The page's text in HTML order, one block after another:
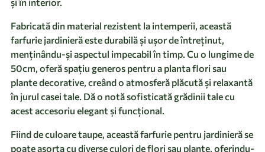
Fabricată din material rezistent la intemperii, această
farfurie jardinieră este durabilă și ușor de întreținut,
menținându-și aspectul impecabil în timp. Cu o lungime de
50cm, oferă spațiu generos pentru a planta flori sau
plante decorative, creând o atmosferă plăcută și relaxantă
în jurul casei tale. Dă o notă sofisticată grădinii tale cu
acest accesoriu elegant și funcțional.
Fiind de culoare taupe, această farfurie pentru jardinieră se
poate asorta cu diverse culori de flori sau plante, oferindu-